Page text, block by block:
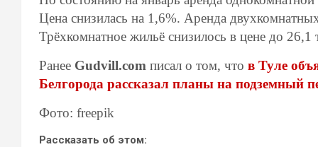
Цена снизилась на 1,6%. Аренда
Трёхкомнатное жильё снизилось в цене до
Ранее Gudvill.com писал о том, что в Туле
Белгорода рассказал планы на подземный
Фото: freepik
Рассказать об этом: